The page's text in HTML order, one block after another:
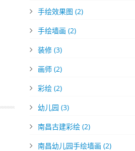
手绘效果图 (2)
手绘墙画 (2)
装修(3)
画师(2)
彩绘(2)
幼儿园 (3)
南昌古建彩绘(2)
南昌幼儿园手绘墙画 (2)